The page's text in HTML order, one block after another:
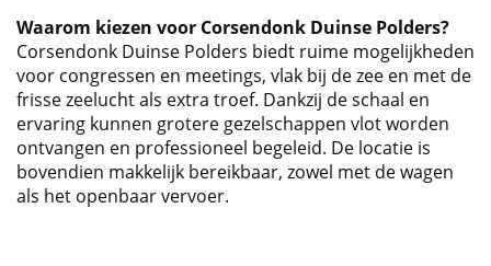
Waarom kiezen voor Corsendonk Duinse Polders?
Corsendonk Duinse Polders biedt ruime mogelijkheden
voor congressen en meetings, vlak bij de zee en met de
frisse zeelucht als extra troef. Dankzij de schaal en
ervaring kunnen grotere gezelschappen vlot worden
ontvangen en professioneel begeleid. De locatie is
bovendien makkelijk bereikbaar, zowel met de wagen
als het openbaar vervoer.